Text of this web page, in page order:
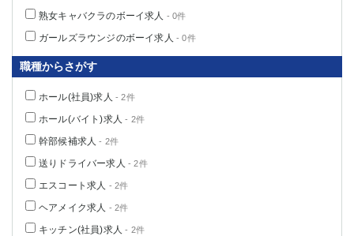
熟女キャバクラのボーイ求人 - 0件
ガールズラウンジのボーイ求人 - 0件
職種からさがす
ホール(社員)求人 - 2件
ホール(バイト)求人 - 2件
幹部候補求人 - 2件
送りドライバー求人 - 2件
エスコート求人 - 2件
ヘアメイク求人 - 2件
キッチン(社員)求人 - 2件